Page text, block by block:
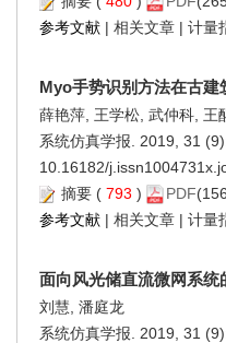
参考文献 | 相关文章 | 计量
Myo手势识别方法在古建
薛艳萍, 王学松, 武仲科, 王
系统仿真学报. 2019, 31
10.16182/
摘要 ( 793 ) PDF
参考文献 | 相关文章 | 计量
面向风光储直流微网系统
刘慧, 潘庭龙
系统仿真学报. 2019, 31